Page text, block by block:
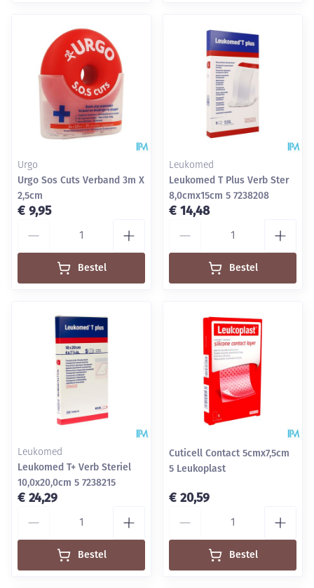
Urgo
Urgo Sos Cuts Verband 3m X
2,5cm
€ 9,95
Bestel
Leukomed
Leukomed T Plus Verb Ster
8,0cmx15cm 5 7238208
€ 14,48
Bestel
Leukomed
Leukomed T+ Verb Steriel
10,0x20,0cm 5 7238215
€ 24,29
Bestel
Cuticell Contact 5cmx7,5cm
5 Leukoplast
€ 20,59
Bestel